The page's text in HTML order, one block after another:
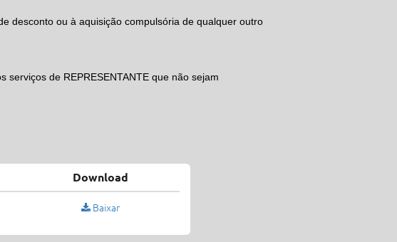
desconto ou à aquisição compulsória de qualquer outro
serviços de REPRESENTANTE que não sejam
Download
Baixar